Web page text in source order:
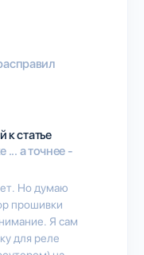
к статье
... а точнее -
Но думаю
прошивки
Я сам
для реле